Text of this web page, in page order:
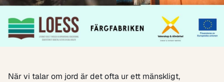
När vi talar om jord är det ofta ur ett mänskligt,